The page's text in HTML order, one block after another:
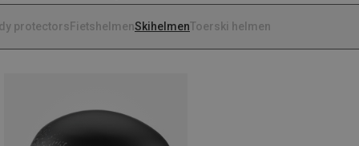
protectors FietshelmenSkihelmenToerski helmen